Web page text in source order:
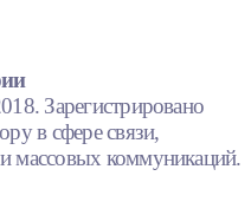
Зарегистрировано
в сфере связи,
массовых коммуникаций.